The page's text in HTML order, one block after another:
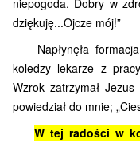
niepogoda. Dobry w
dziękuję...Ojcze mój!”
Napłynęła
koledzy lekarze z
Wzrok zatrzymał
powiedział do mnie;
W tej radości w